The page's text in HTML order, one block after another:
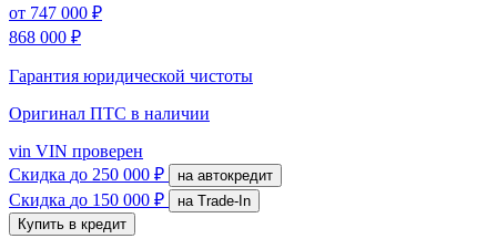
от 747 000 ₽
868 000 ₽
Гарантия юридической чистоты
Оригинал ПТС в наличии
vin VIN проверен
Скидка до 250 000 ₽ на автокредит
Скидка до 150 000 ₽
на Trade-In
Купить в кредит